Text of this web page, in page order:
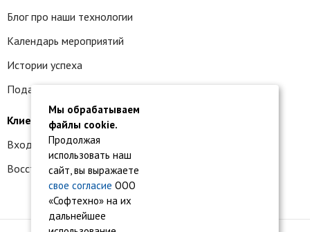
Блог про наши технологии
Календарь мероприятий
Истории успеха
Подать заявку на франшизу
Клиентам
Вход в личный кабинет
Восстановление доступа к сервису 1С:БО
Мы обрабатываем
файлы cookie.
Продолжая
использовать наш
сайт, вы выражаете
свое согласие ООО
«Софтехно» на их
дальнейшее